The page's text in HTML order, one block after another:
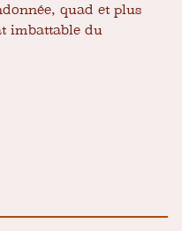
quad et plus
imbattable du